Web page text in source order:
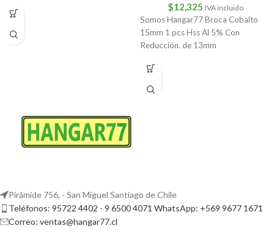
$12,325 IVA incluido
Somos Hangar77 Broca Cobalto
15mm 1 pcs Hss Al 5% Con
Reducción. de 13mm
Pirámide 756, - San Miguel Santiago de Chile
Teléfonos: 95722 4402 - 9 6500 4071 WhatsApp: +569 9677 1671
Correo: ventas@hangar77.cl